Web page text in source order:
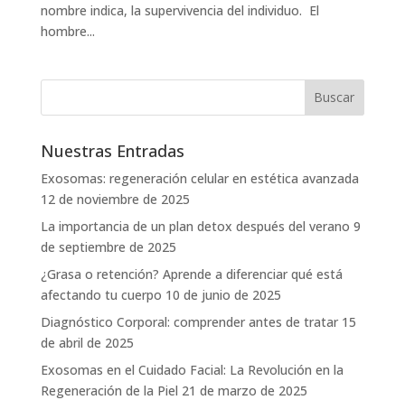
nombre indica, la supervivencia del individuo. El
hombre...
Nuestras Entradas
Exosomas: regeneración celular en estética avanzada
12 de noviembre de 2025
La importancia de un plan detox después del verano 9
de septiembre de 2025
¿Grasa o retención? Aprende a diferenciar qué está
afectando tu cuerpo 10 de junio de 2025
Diagnóstico Corporal: comprender antes de tratar 15
de abril de 2025
Exosomas en el Cuidado Facial: La Revolución en la
Regeneración de la Piel 21 de marzo de 2025